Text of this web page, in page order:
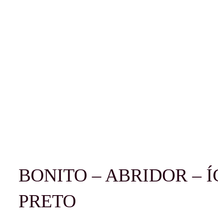
BONITO – ABRIDOR –
PRETO